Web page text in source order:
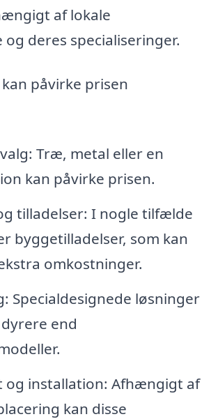
af lokale
deres specialiseringer.
påvirke prisen
Træ, metal eller en
kan påvirke prisen.
tilladelser: I nogle tilfælde
byggetilladelser, som kan
omkostninger.
Specialdesignede løsninger
end
og installation: Afhængigt af
kan disse